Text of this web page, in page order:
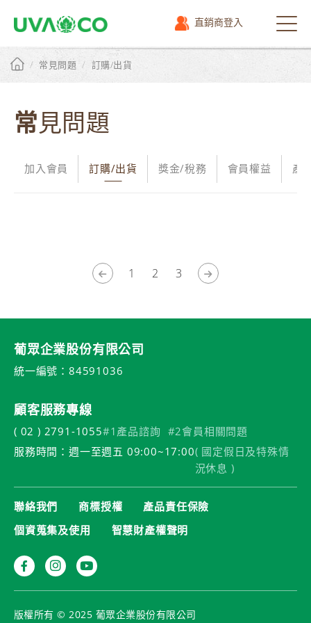
直銷商登入
選
單
/ 常見問題 / 訂購/出貨
常見問題
加入會員 訂購/出貨 獎金/稅務 會員權益 產
1 2 3
葡眾企業股份有限公司
統一編號：84591036
顧客服務專線
( 02 ) 2791-1055#1產品諮詢 #2會員相關問題
服務時間：週一至週五 09:00~17:00( 國定假日及特殊情
況休息 )
聯絡我們 商標授權
產品責任保險
個資蒐集及使用
智慧財產權聲明
版權所有 © 2025 葡眾企業股份有限公司